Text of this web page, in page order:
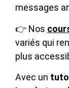
messages
👉 Nos
variés qui
plus
Avec un